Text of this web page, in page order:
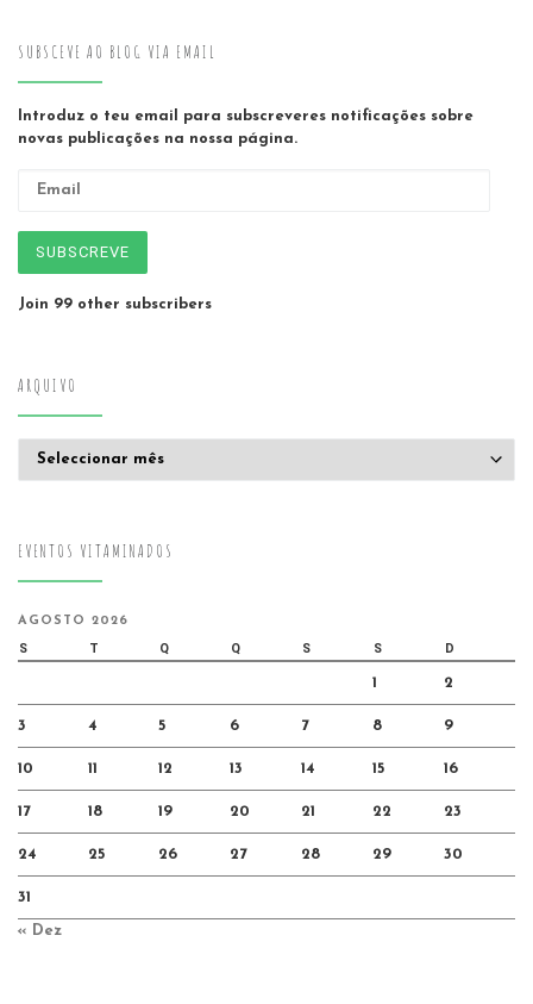
SUBSCEVE AO BLOG VIA EMAIL
Introduz o teu email para subscreveres notificações sobre
novas publicações na nossa página.
SUBSCREVE
Join 99 other subscribers
ARQUIVO
EVENTOS VITAMINADOS
AGOSTO 2026
S T Q Q S S D
1 2
3 4 5 6 7 8 9
10 11 12 13 14 15 16
17 18 19 20 21 22 23
24 25 26 27 28 29 30
31
« Dez